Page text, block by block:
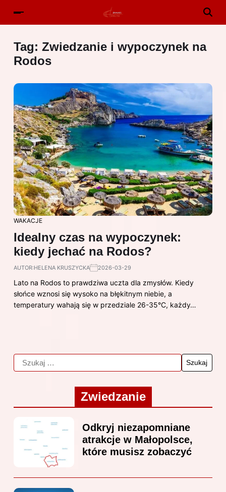
Tag: Zwiedzanie i wypoczynek na
Rodos
WAKACJE
Idealny czas na wypoczynek:
kiedy jechać na Rodos?
AUTOR:HELENA KRUSZYCKA 2026-03-29
Lato na Rodos to prawdziwa uczta dla zmysłów. Kiedy
słońce wznosi się wysoko na błękitnym niebie, a
temperatury wahają się w przedziale 26-35°C, każdy…
Zwiedzanie
Odkryj niezapomniane
atrakcje w Małopolsce,
które musisz zobaczyć